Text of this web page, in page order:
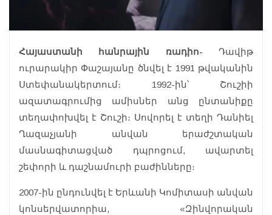
Հայաստանի հանրային ռադիո- Դավիթ
ուրարակիր Փաշայանը ծնվել է 1991 թվականին
Ստեփանակերտում։ 1992-ին՝ Շուշիի
ազատագրումից ամիսներ անց ընտանիքը
տեղափոխվել է Շուշի։ Սովորել է տեղի Դանիել
Ղազաչյանի անվան երաժշտական
մասնագիտացված դպրոցում, ավարտել
շեփորի և դաշնամուրի բաժինները։
2007-ին ընդունվել է Երևանի Կոմիտասի անվան
կոնսերվատորիա, «Զինվորական